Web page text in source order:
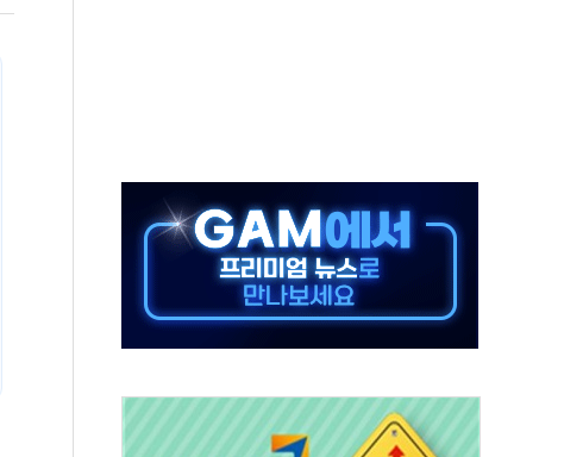
난동…60대 남성 2명 숨져
보는 일 없게"…'결혼 페널티' 22개 과제 손본다
기 살해 10대 아들 체포
' 받아친 정청래…제주 연설서 신경전 고조